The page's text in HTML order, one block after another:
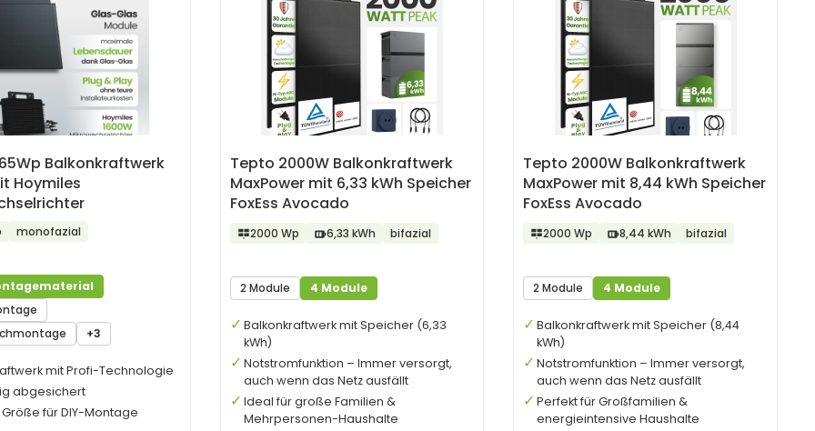
Balkonkraftwerk
Hoymiles
monofazial
+3
mit Profi-Technologie
abgesichert
für DIY-Montage
Tepto 2000W Balkonkraftwerk
MaxPower mit 6,33 kWh Speicher
FoxEss Avocado
2000 Wp 6,33 kWh bifazial
2 Module 4 Module
Balkonkraftwerk mit Speicher (6,33
kWh)
Notstromfunktion – Immer versorgt,
auch wenn das Netz ausfällt
Ideal für große Familien &
Mehrpersonen-Haushalte
Tepto 2000W Balkonkraftwerk
MaxPower mit 8,44 kWh Speicher
FoxEss Avocado
2000 Wp 8,44 kWh bifazial
2 Module 4 Module
Balkonkraftwerk mit Speicher (8,44
kWh)
Notstromfunktion – Immer versorgt,
auch wenn das Netz ausfällt
Perfekt für Großfamilien &
energieintensive Haushalte